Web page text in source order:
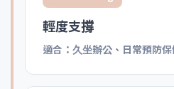
輕度支撐
適合：久坐辦公、日常預防